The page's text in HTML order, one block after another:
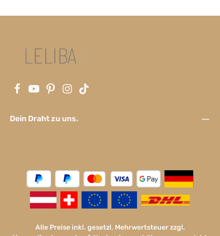
Dein Draht zu uns.
Alle Preise inkl. gesetzl. Mehrwertsteuer zzgl.